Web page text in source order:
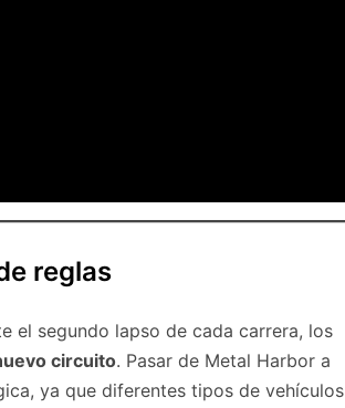
reglas
el segundo lapso de cada carrera, los
circuito. Pasar de Metal Harbor a
ya que diferentes tipos de vehículos